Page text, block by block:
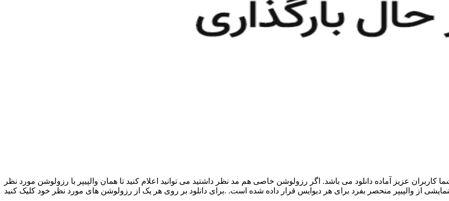
عزیز آماده دانلود می باشد. اگر رزولوشن خاصی هم مد نظر داشتید می توانید اعلام کنید تا همان والپیپر با رزولوشن مورد نظر